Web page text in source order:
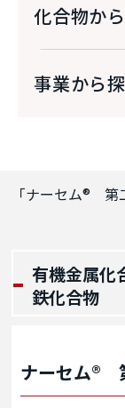
化合物か
事業から
「ナーセム® 第
有機金属化
鉄化合物
ナーセム®